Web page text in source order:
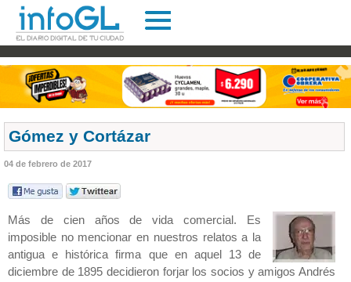
Gómez y Cortázar
04 de febrero de 2017
Más de cien años de vida comercial. Es
imposible no mencionar en nuestros relatos a la
antigua e histórica firma que en aquel 13 de
diciembre de 1895 decidieron forjar los socios y amigos Andrés